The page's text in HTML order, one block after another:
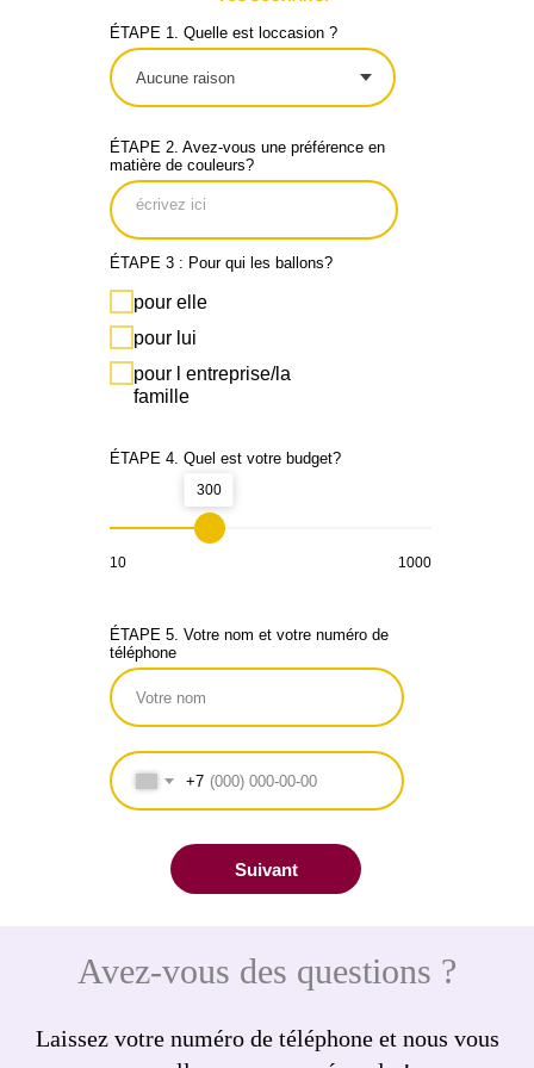
ÉTAPE 1. Quelle est loccasion ?
ÉTAPE 2. Avez-vous une préférence en
matière de couleurs?
ÉTAPE 3 : Pour qui les ballons?
pour elle
pour lui
pour l entreprise/la
famille
ÉTAPE 4. Quel est votre budget?
300
10 1000
ÉTAPE 5. Votre nom et votre numéro de
téléphone
+7
Suivant
Avez-vous des questions ?
Laissez votre numéro de téléphone et nous vous